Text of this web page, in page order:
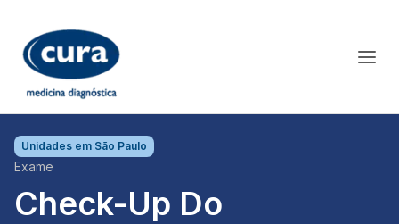
Unidades em São Paulo
Exame
Check-Up Do